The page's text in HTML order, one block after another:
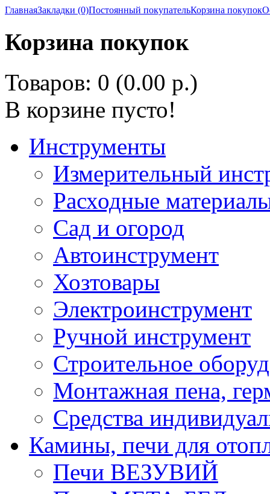
ГлавнаяЗакладки (0)Постоянный покупательКорзина покупок
Корзина покупок
Товаров: 0 (0.00 р.)
В корзине пусто!
Инструменты
Измерительный
Расходные
Сад и огород
Автоинструмент
Хозтовары
Электроинструмент
Ручной инструмент
Строительное
Монтажная пена,
Средства
Камины, печи для
Печи ВЕЗУВИЙ